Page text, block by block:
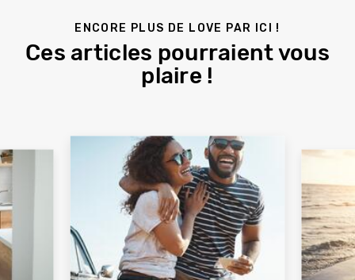
ENCORE PLUS DE LOVE PAR ICI !
Ces articles pourraient vous
plaire !